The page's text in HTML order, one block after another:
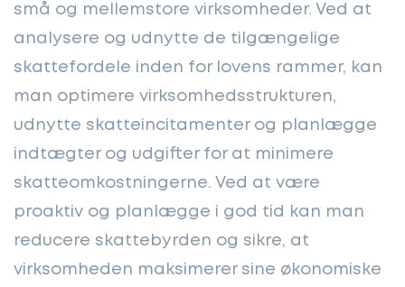
små og mellemstore virksomheder. Ved at
analysere og udnytte de tilgængelige
skattefordele inden for lovens rammer, kan
man optimere virksomhedsstrukturen,
udnytte skatteincitamenter og planlægge
indtægter og udgifter for at minimere
skatteomkostningerne. Ved at være
proaktiv og planlægge i god tid kan man
reducere skattebyrden og sikre, at
virksomheden maksimerer sine økonomiske